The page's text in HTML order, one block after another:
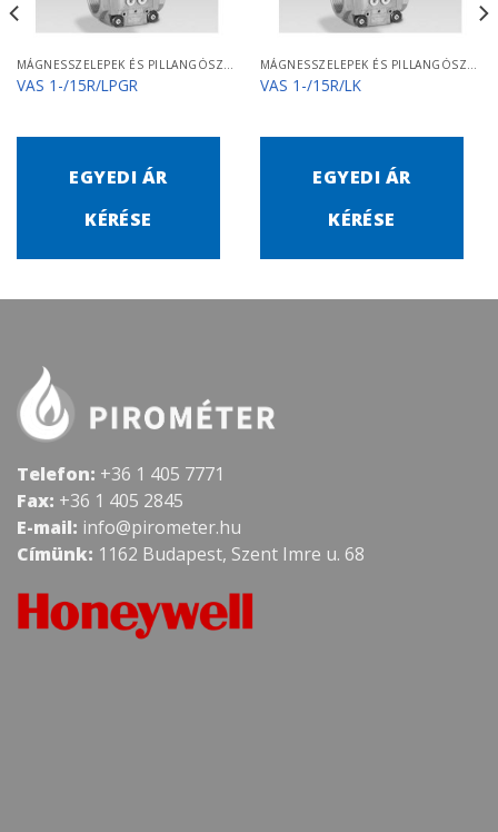
MÁGNESSZELEPEK ÉS PILLANGÓSZELEPEK
VAS 1-/15R/LPGR
EGYEDI ÁR
KÉRÉSE
MÁGNESSZELEPEK ÉS PILLANGÓSZELEPEK
VAS 1-/15R/LK
EGYEDI ÁR
KÉRÉSE
Telefon: +36 1 405 7771
Fax: +36 1 405 2845
E-mail: info@pirometer.hu
Címünk: 1162 Budapest, Szent Imre u. 68